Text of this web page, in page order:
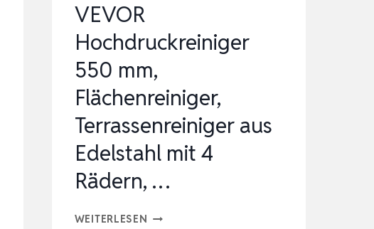
VEVOR
Hochdruckreiniger
550 mm,
Flächenreiniger,
Terrassenreiniger aus
Edelstahl mit 4
Rädern, …
WEITERLESEN VEVOR